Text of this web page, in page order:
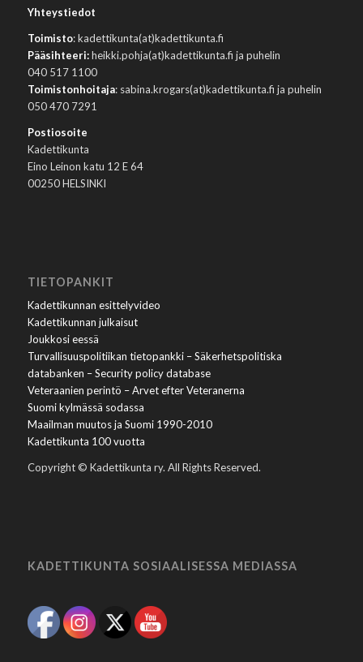
Yhteystiedot
Toimisto: kadettikunta(at)kadettikunta.fi
Pääsihteeri:heikki.pohja(at)kadettikunta.fi ja puhelin
040 517 1100
Toimistonhoitaja: sabina.krogars(at)kadettikunta.fi ja puhelin
050 470 7291
Postiosoite
Kadettikunta
Eino Leinon katu 12 E 64
00250 HELSINKI
TIETOPANKIT
Kadettikunnan esittelyvideo
Kadettikunnan julkaisut
Joukkosi eessä
Turvallisuuspolitiikan tietopankki – Säkerhetspolitiska
databanken – Security policy database
Veteraanien perintö – Arvet efter Veteranerna
Suomi kylmässä sodassa
Maailman muutos ja Suomi 1990-2010
Kadettikunta 100 vuotta
Copyright © Kadettikunta ry. All Rights Reserved.
KADETTIKUNTA SOSIAALISESSA MEDIASSA